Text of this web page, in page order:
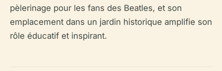
pèlerinage pour les fans des Beatles, et son
emplacement dans un jardin historique amplifie son
rôle éducatif et inspirant.